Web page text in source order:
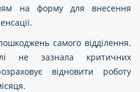
на форму для внесення
самого відділення.
не зазнала критичних
відновити роботу